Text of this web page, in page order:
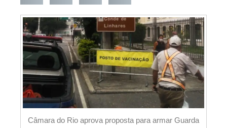
Câmara do Rio aprova proposta para armar Guarda